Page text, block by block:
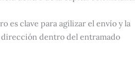
es clave para agilizar el envío y la
dentro del entramado